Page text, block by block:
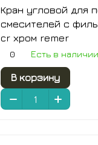
Кран угловой для
смесителей с
cr хром remer
0 Есть в наличии
В корзину